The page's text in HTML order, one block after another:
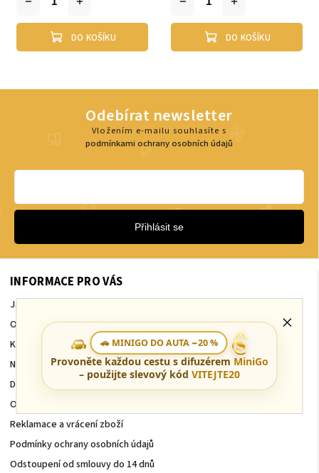
🚗 MINIGO DO AUTA −20 %
Provoněte každou cestu s difuzérem MiniGo
– použijte slevový kód VITEJTE20
DO KOŠÍKU DO KOŠÍKU
INFORMACE PRO VÁS
Jak nakupovat
O nás
Kontakt
Naše Technologie
Doprava a Platby
Obchodní podmínky
Reklamace a vrácení zboží
Podmínky ochrany osobních údajů
Odstoupení od smlouvy do 14 dnů
Odebírat newsletter
Vložením e-mailu souhlasíte s
podmínkami ochrany osobních údajů
Přihlásit se